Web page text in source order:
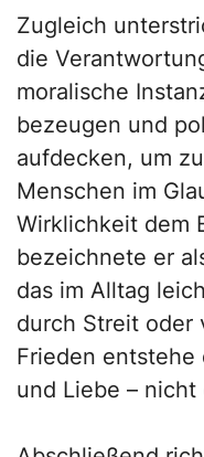
Zugleich
die
moralische
bezeugen und
aufdecken, um
Menschen im
Wirklichkeit dem
bezeichnete er
das im Alltag
durch Streit oder
Frieden entstehe
und Liebe –